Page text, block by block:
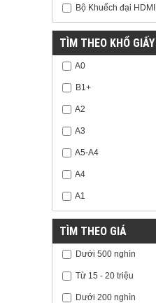
Bộ Khuếch đại HDMI
TÌM THEO KHỔ GIẤY
A0
B1+
A2
A3
A5-A4
A4
A1
TÌM THEO GIÁ
Dưới 500 nghìn
Từ 15 - 20 triệu
Dưới 200 nghìn